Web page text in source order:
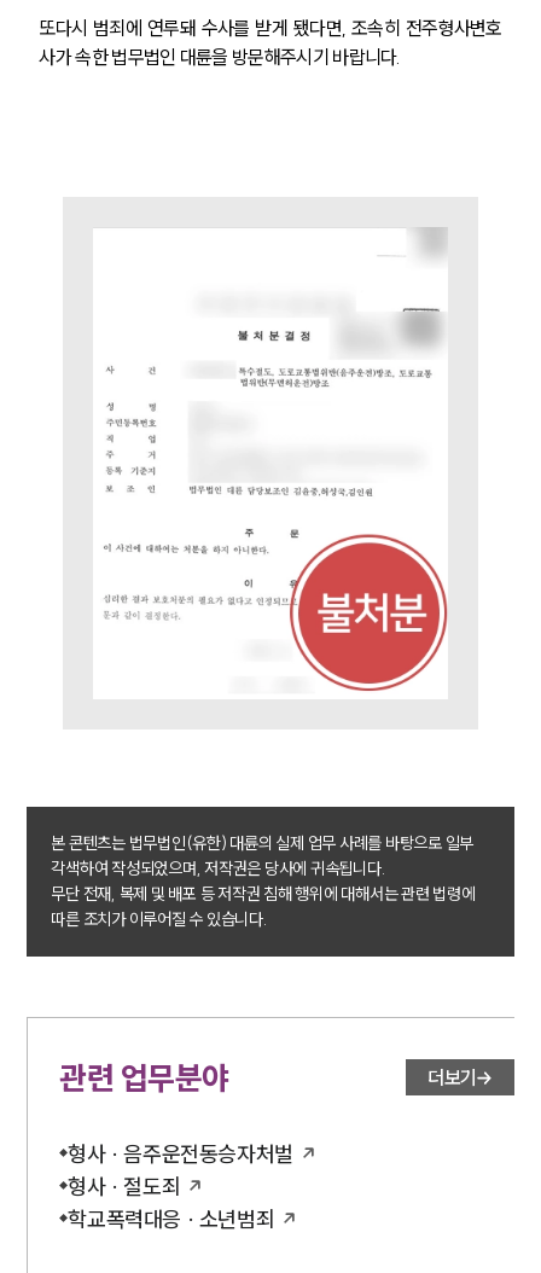
글로벌 파트너 로펌
통합검색
형사 주요 업무사례
사례분석/최신동향
형사 법률정보
법률지식인
형사소송·상담후기
구성원 소개
형사전문변호사
법률 블로그
세미나
대륜법률상담예약
또다시 범죄에 연루돼 수사를 받게 됐다면, 조속히 전주형사변호
사가 속한 법무법인 대륜을 방문해주시기 바랍니다.
본 콘텐츠는 법무법인(유한) 대륜의 실제 업무 사례를 바탕으로 일부
각색하여 작성되었으며, 저작권은 당사에 귀속됩니다.
무단 전재, 복제 및 배포 등 저작권 침해 행위에 대해서는 관련 법령에
따른 조치가 이루어질 수 있습니다.
관련 업무분야 더보기
형사 · 음주운전동승자처벌
형사 · 절도죄
학교폭력대응 · 소년범죄